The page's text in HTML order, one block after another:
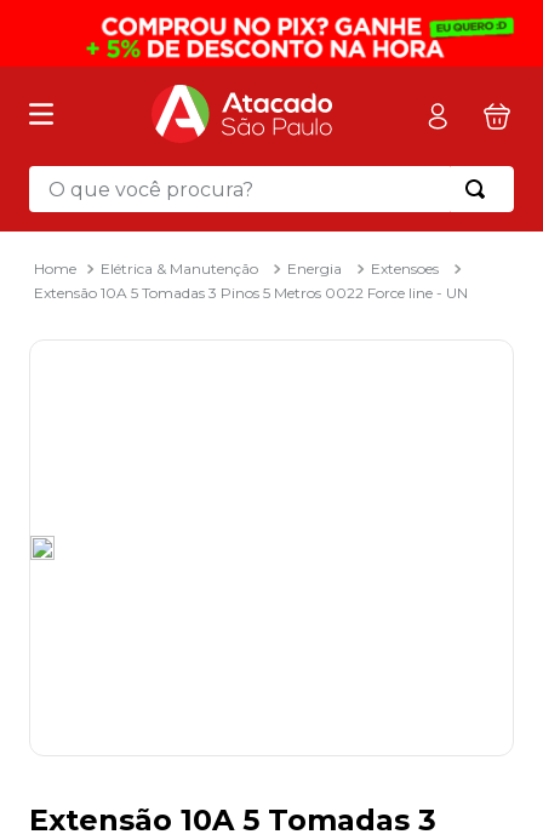
O que você procura?
Elétrica & Manutenção Energia
Extensoes
Extensão 10A 5 Tomadas 3 Pinos 5 Metros 0022 Force line - UN
Extensão 10A 5 Tomadas 3
Termos mais buscados
mochila
2º sacola
3º mala
8